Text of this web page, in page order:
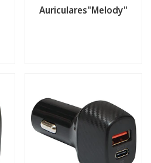
Auriculares"Melody"